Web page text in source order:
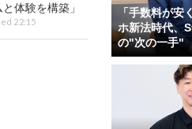
体験を構築」
22:15
「手数料が
ホ新法時代、
の"次の一手"